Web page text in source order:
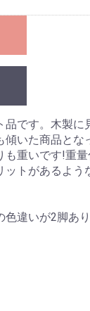
です。木製に
いた商品とな
重いです!重
トがあるよう
違いが2脚あり